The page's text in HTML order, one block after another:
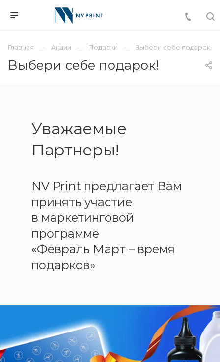
Главная Акции Подарки Выбери себе подарок!
Выбери себе подарок!
Уважаемые
Партнеры!
NV Print предлагает Вам
принять участие
в маркетинговой
программе
«Февраль Март – время
подарков»